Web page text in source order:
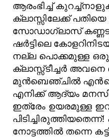
ആരംഭിച്ച്
ക്ലാസ്സിലേക്ക്
സോഡാഗ്ലാസ്‌
ഷര്‍ട്ടിലെ
നല്ല പൊക്കമുള്ള
ക്ലാസ്സ്‌ടീച്ചര്‍ അവനെ
മുന്‍ബെഞ്ചില്‍
എനിക്ക് ആദ്യം
ഇത്രേം ഉയരമുള്ള
നോട്ടത്തില്‍ തന്നെ